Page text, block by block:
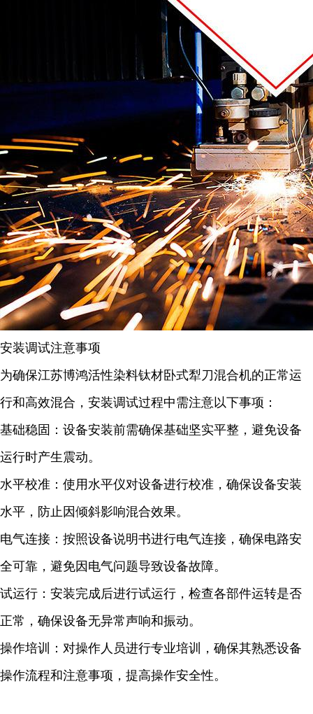
安装调试注意事项
为确保江苏博鸿活性染料钛材卧式犁刀混合机的正常运
行和高效混合，安装调试过程中需注意以下事项：
基础稳固：设备安装前需确保基础坚实平整，避免设备
运行时产生震动。
水平校准：使用水平仪对设备进行校准，确保设备安装
水平，防止因倾斜影响混合效果。
电气连接：按照设备说明书进行电气连接，确保电路安
全可靠，避免因电气问题导致设备故障。
试运行：安装完成后进行试运行，检查各部件运转是否
正常，确保设备无异常声响和振动。
操作培训：对操作人员进行专业培训，确保其熟悉设备
操作流程和注意事项，提高操作安全性。